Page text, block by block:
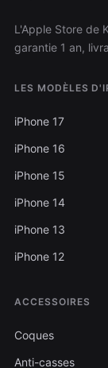
L'Apple Store de
garantie 1 an,
LES MODÈLES
iPhone 17
iPhone 16
iPhone 15
iPhone 14
iPhone 13
iPhone 12
ACCESSOIRES
Coques
Anti-casses